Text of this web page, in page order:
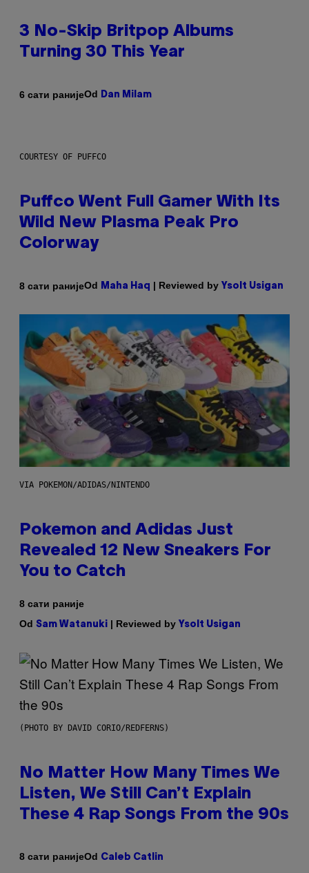
3 No-Skip Britpop Albums
Turning 30 This Year
6 сати ранијеOd Dan Milam
COURTESY OF PUFFCO
Puffco Went Full Gamer With Its
Wild New Plasma Peak Pro
Colorway
8 сати ранијеOd Maha Haq | Reviewed by Ysolt Usigan
VIA POKEMON/ADIDAS/NINTENDO
Pokemon and Adidas Just
Revealed 12 New Sneakers For
You to Catch
8 сати раније
Od Sam Watanuki | Reviewed by Ysolt Usigan
(PHOTO BY DAVID CORIO/REDFERNS)
No Matter How Many Times We
Listen, We Still Can’t Explain
These 4 Rap Songs From the 90s
8 сати ранијеOd Caleb Catlin